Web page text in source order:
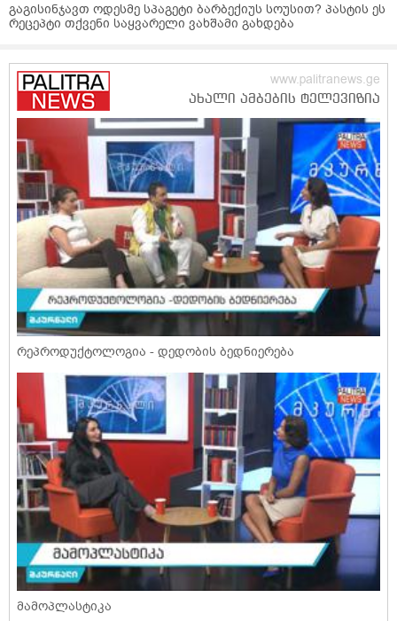
გაგისინჯავთ ოდესმე სპაგეტი ბარბექიუს სოუსით? პასტის ეს
რეცეპტი თქვენი საყვარელი ვახშამი გახდება
რეპროდუქტოლოგია - დედობის ბედნიერება
მამოპლასტიკა